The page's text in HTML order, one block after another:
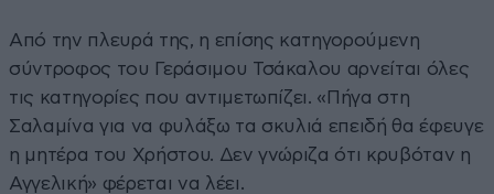
Από την πλευρά της, η επίσης κατηγορούμενη
σύντροφος του Γεράσιμου Τσάκαλου αρνείται όλες
τις κατηγορίες που αντιμετωπίζει. «Πήγα στη
Σαλαμίνα για να φυλάξω τα σκυλιά επειδή θα έφευγε
η μητέρα του Χρήστου. Δεν γνώριζα ότι κρυβόταν η
Αγγελική» φέρεται να λέει.